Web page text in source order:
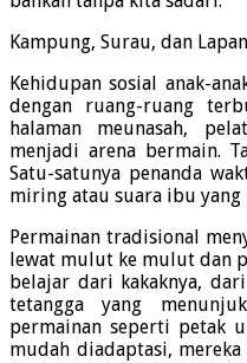
Kampung, Surau, dan
Kehidupan sosial anak-
dengan ruang-ruang
halaman meunasah,
menjadi arena bermain.
Satu-satunya penanda
miring atau suara ibu
Permainan tradisional
lewat mulut ke mulut dan
belajar dari kakaknya,
tetangga yang
permainan seperti petak
mudah diadaptasi,